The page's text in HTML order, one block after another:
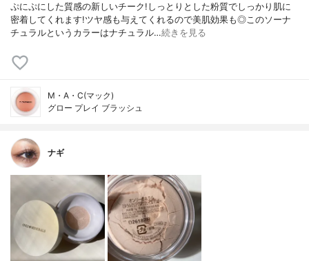
ぷにぷにした質感の新しいチーク!しっとりとした粉質でしっかり肌に
密着してくれます!ツヤ感も与えてくれるので美肌効果も◎このソーナ
チュラルというカラーはナチュラル…続きを見る
M・A・C(マック)
グロー プレイ ブラッシュ
ナギ